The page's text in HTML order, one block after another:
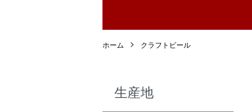
ホーム クラフトビール
生産地